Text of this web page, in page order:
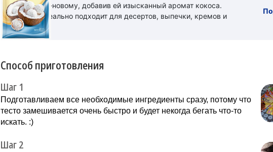
заиграть по-новому, добавив ей изысканный аромат кокоса.
Новинка идеально подходит для десертов, выпечки, кремов и
напитков.
Способ приготовления
Шаг 1
Подготавливаем все необходимые ингредиенты сразу, потому что
тесто замешивается очень быстро и будет некогда бегать что-то
искать. :)
Шаг 2